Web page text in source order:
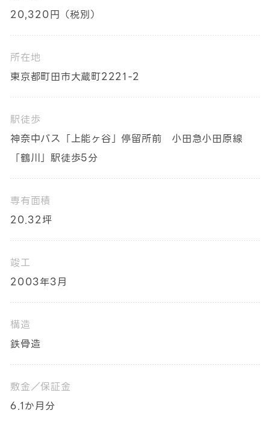
20,320円（税別）
所在地
東京都町田市大蔵町2221-2
駅徒歩
神奈中バス「上能ヶ谷」停留所前 小田急小田原線
「鶴川」駅徒歩5分
専有面積
20.32坪
竣工
2003年3月
構造
鉄骨造
敷金／保証金
6.1か月分